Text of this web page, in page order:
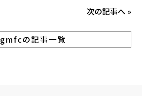
次の記事へ »
gmfcの記事一覧